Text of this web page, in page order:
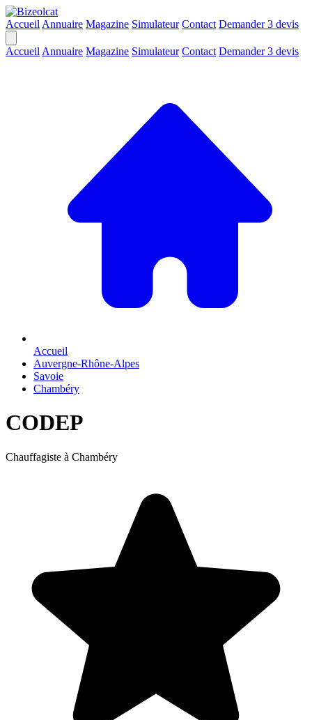
Accueil Annuaire Magazine Simulateur Contact Demander 3 devis
Accueil Annuaire Magazine Simulateur Contact Demander 3 devis
Accueil
Auvergne-Rhône-Alpes
Savoie
Chambéry
CODEP
Chauffagiste à Chambéry